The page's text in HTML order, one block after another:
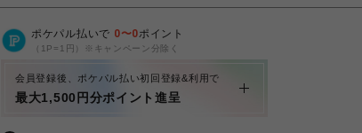
ポケパル払いで 0〜0ポイント
（1P=1円）※キャンペーン分除く
会員登録後、ポケパル払い初回登録&利用で
最大1,500円分ポイント進呈